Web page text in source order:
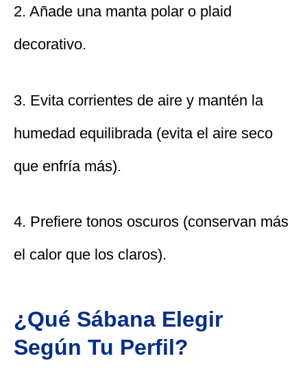
2. Añade una manta polar o plaid
decorativo.
3. Evita corrientes de aire y mantén la
humedad equilibrada (evita el aire seco
que enfría más).
4. Prefiere tonos oscuros (conservan más
el calor que los claros).
¿Qué Sábana Elegir
Según Tu Perfil?